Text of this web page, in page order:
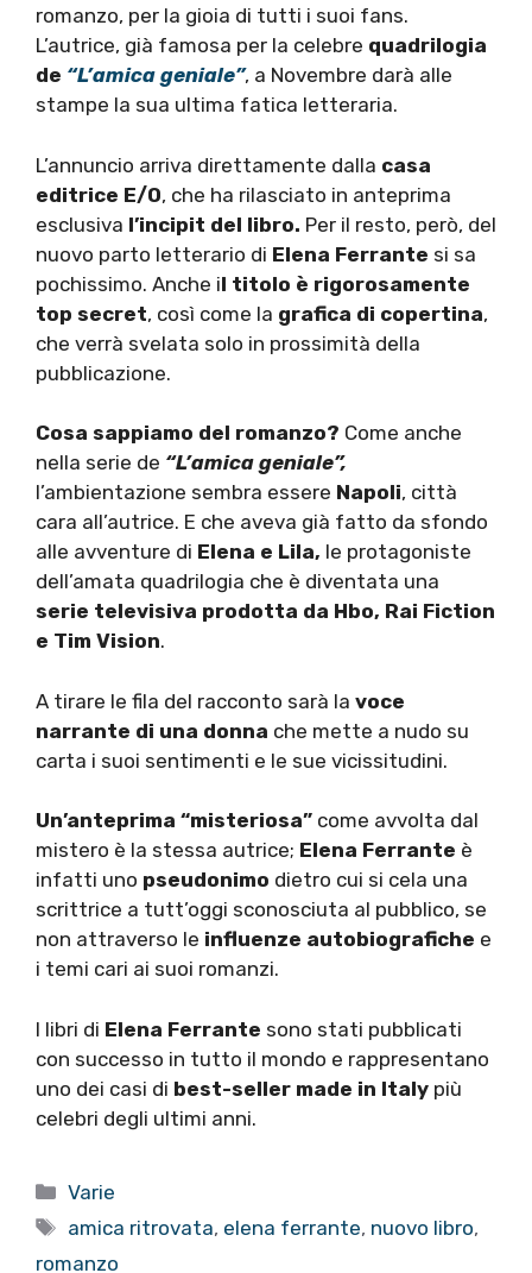
romanzo, per la gioia di tutti i suoi fans.
L’autrice, già famosa per la celebre quadrilogia
de “L’amica geniale”, a Novembre darà alle
stampe la sua ultima fatica letteraria.
L’annuncio arriva direttamente dalla casa
editrice E/O, che ha rilasciato in anteprima
esclusiva l’incipit del libro. Per il resto, però, del
nuovo parto letterario di Elena Ferrante si sa
pochissimo. Anche il titolo è rigorosamente
top secret, così come la grafica di copertina,
che verrà svelata solo in prossimità della
pubblicazione.
Cosa sappiamo del romanzo? Come anche
nella serie de “L’amica geniale”,
l’ambientazione sembra essere Napoli, città
cara all’autrice. E che aveva già fatto da sfondo
alle avventure di Elena e Lila, le protagoniste
dell’amata quadrilogia che è diventata una
serie televisiva prodotta da Hbo, Rai Fiction
e Tim Vision.
A tirare le fila del racconto sarà la voce
narrante di una donna che mette a nudo su
carta i suoi sentimenti e le sue vicissitudini.
Un’anteprima “misteriosa” come avvolta dal
mistero è la stessa autrice; Elena Ferrante è
infatti uno pseudonimo dietro cui si cela una
scrittrice a tutt’oggi sconosciuta al pubblico, se
non attraverso le influenze autobiografiche e
i temi cari ai suoi romanzi.
I libri di Elena Ferrante sono stati pubblicati
con successo in tutto il mondo e rappresentano
uno dei casi di best-seller made in Italy più
celebri degli ultimi anni.
Categorie
Varie
Tag
amica ritrovata, elena ferrante, nuovo libro,
romanzo